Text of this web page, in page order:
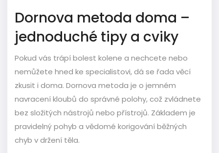
Dornova metoda doma –
jednoduché tipy a cviky
Pokud vás trápí bolest kolene a nechcete nebo
nemůžete hned ke specialistovi, dá se řada věcí
zkusit i doma. Dornova metoda je o jemném
navracení kloubů do správné polohy, což zvládnete
bez složitých nástrojů nebo přístrojů. Základem je
pravidelný pohyb a vědomé korigování běžných
chyb v držení těla.